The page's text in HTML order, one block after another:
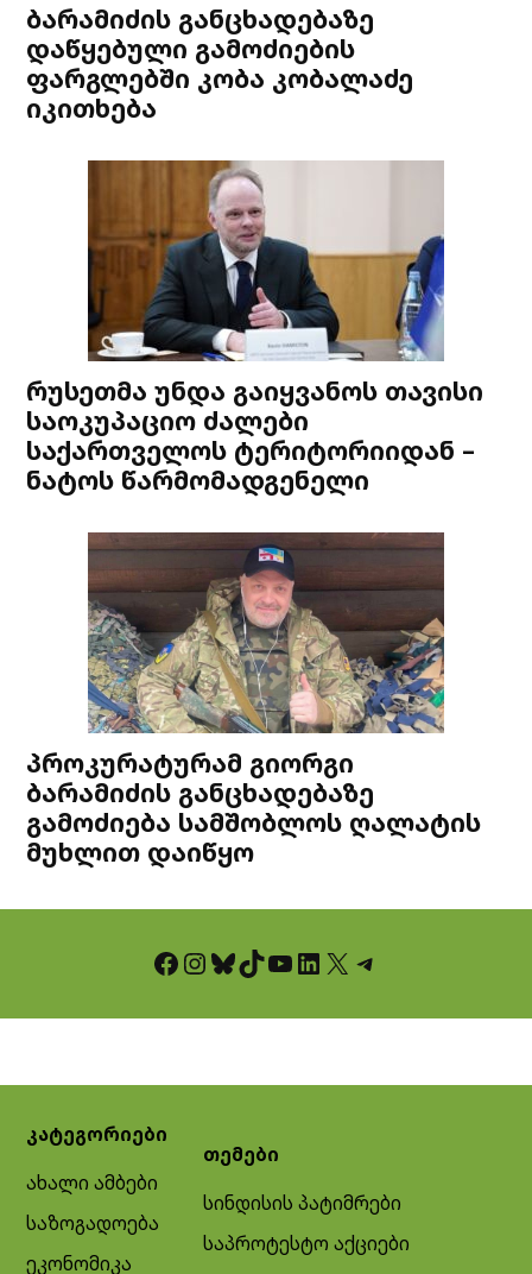
ბარამიძის განცხადებაზე
დაწყებული გამოძიების
ფარგლებში კობა კობალაძე
იკითხება
რუსეთმა უნდა გაიყვანოს თავისი
საოკუპაციო ძალები
საქართველოს ტერიტორიიდან –
ნატოს წარმომადგენელი
პროკურატურამ გიორგი
ბარამიძის განცხადებაზე
გამოძიება სამშობლოს ღალატის
მუხლით დაიწყო
Facebook InstagramBluesky TikTok YouTube LinkedIn X Telegram
კატეგორიები
ახალი ამბები
საზოგადოება
ეკონომიკა
თემები
სინდისის პატიმრები
საპროტესტო აქციები